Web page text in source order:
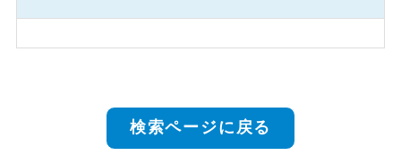
検索ページに戻る